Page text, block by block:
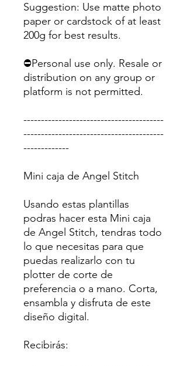
Suggestion: Use matte photo
paper or cardstock of at least
200g for best results.
⛔Personal use only. Resale or
distribution on any group or
platform is not permitted.
----------------------------------------
----------------------------------------
-------------
Mini caja de Angel Stitch
Usando estas plantillas
podras hacer esta Mini caja
de Angel Stitch, tendras todo
lo que necesitas para que
puedas realizarlo con tu
plotter de corte de
preferencia o a mano. Corta,
ensambla y disfruta de este
diseño digital.
Recibirás: